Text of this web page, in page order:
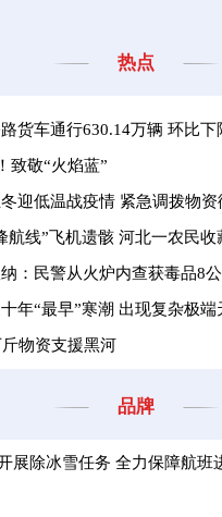
热点
货车通行630.14万辆 环比下
致敬“火焰蓝”
迎低温战疫情 紧急调拨物资
航线”飞机遗骸 河北一农民收
：民警从火炉内查获毒品8
年“最早”寒潮 出现复杂极端
物资支援黑河
品牌
展除冰雪任务 全力保障航班